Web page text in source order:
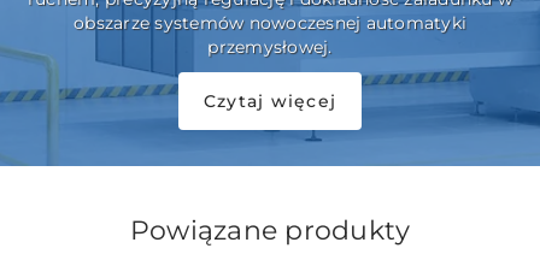
obszarze systemów nowoczesnej automatyki
przemysłowej.
Czytaj więcej
Powiązane produkty